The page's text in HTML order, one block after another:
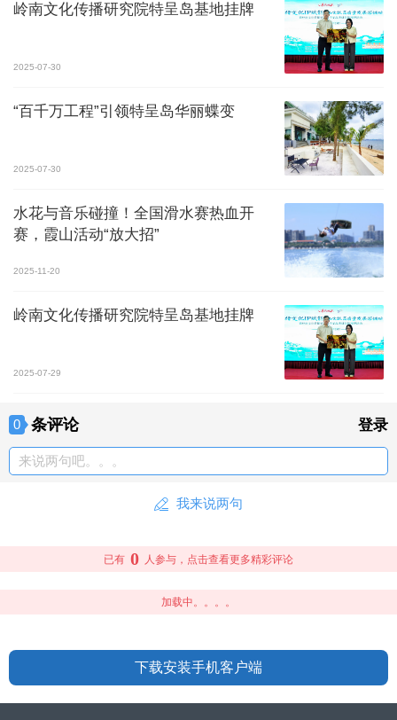
岭南文化传播研究院特呈岛基地挂牌
2025-07-30
“百千万工程”引领特呈岛华丽蝶变
2025-07-30
水花与音乐碰撞！全国滑水赛热血开
赛，霞山活动“放大招”
2025-11-20
岭南文化传播研究院特呈岛基地挂牌
2025-07-29
0 条评论 登录
来说两句吧。。。
我来说两句
已有 0 人参与，点击查看更多精彩评论
加载中。。。。
下载安装手机客户端